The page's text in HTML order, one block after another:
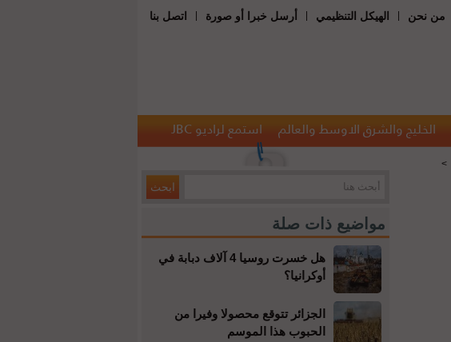
من نحن الهيكل التنظيمي أرسل خبرا أو صورة اتصل بنا
الخليج والشرق الاوسط والعالم استمع لراديو JBC
مواضيع ذات صلة
هل خسرت روسيا 4 آلاف دبابة في
أوكرانيا؟
الجزائر تتوقع محصولا وفيرا من
الحبوب هذا الموسم
>